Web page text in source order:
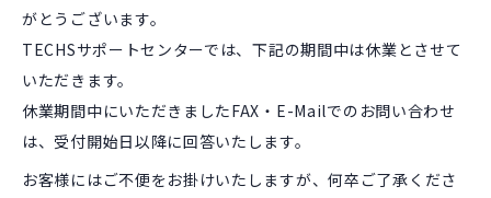
がとうございます。
TECHSサポートセンターでは、下記の期間中は休業とさせて
いただきます。
休業期間中にいただきましたFAX・E-Mailでのお問い合わせ
は、受付開始日以降に回答いたします。
お客様にはご不便をお掛けいたしますが、何卒ご了承くださ